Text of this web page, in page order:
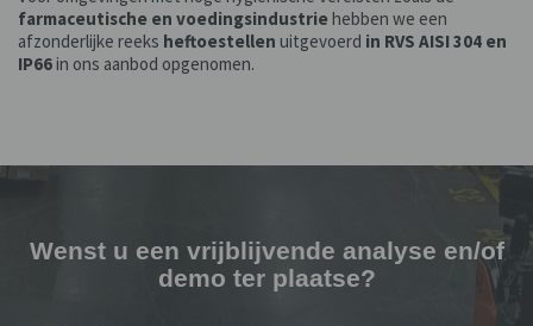
farmaceutische en voedingsindustrie hebben we een
afzonderlijke reeks heftoestellen uitgevoerd in RVS AISI 304 en
IP66in ons aanbod opgenomen.
Wenst u een vrijblijvende analyse en/of
demo ter plaatse?